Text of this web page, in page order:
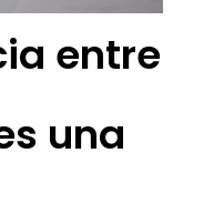
entre
una